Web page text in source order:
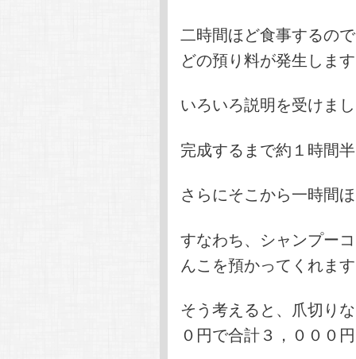
二時間ほど食事するの
どの預り料が発生しま
いろいろ説明を受けま
完成するまで約１時間
さらにそこから一時間
すなわち、シャンプー
んこを預かってくれま
そう考えると、爪切り
０円で合計３，０００